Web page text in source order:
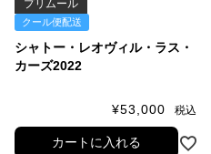
シャトー・レオヴィル・ラス・
カーズ2022
プリムール
クール便配送
¥53,000 税込
カートに入れる